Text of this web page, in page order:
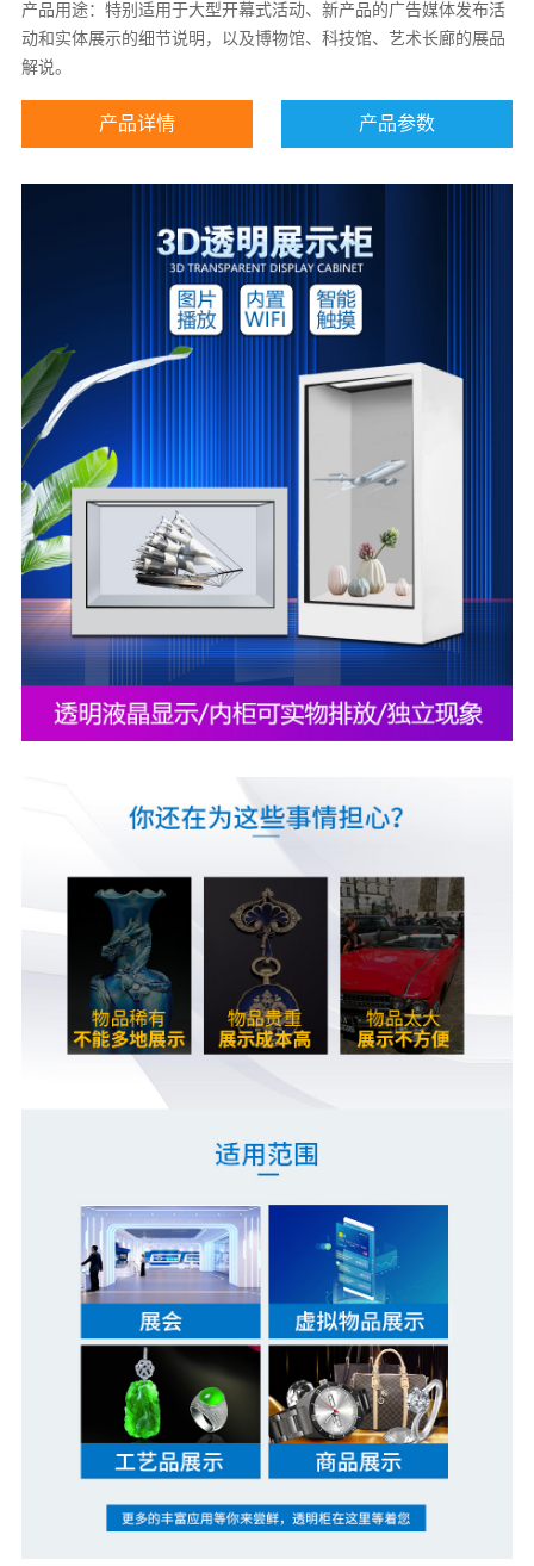
产品用途：特别适用于大型开幕式活动、新产品的广告媒体发布活
动和实体展示的细节说明，以及博物馆、科技馆、艺术长廊的展品
解说。
产品详情 产品参数